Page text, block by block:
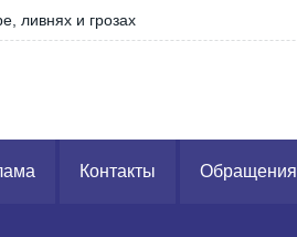
Контакты Обращения